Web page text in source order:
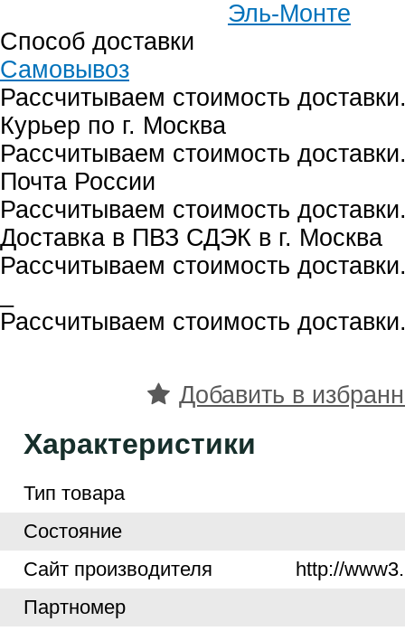
Эль-Монте
Способ доставки
Самовывоз
Рассчитываем стоимость
Курьер по г. Москва
Рассчитываем стоимость
Почта России
Рассчитываем стоимость
Доставка в ПВЗ СДЭК в г. Москва
Рассчитываем стоимость
Рассчитываем стоимость
Добавить в
Характеристики
Тип товара
Cостояние
Cайт производителя
http://
Партномер